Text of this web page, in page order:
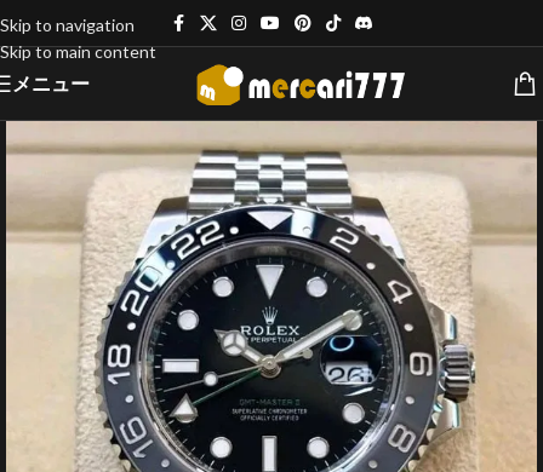
Skip to navigation
Skip to main content
メニュー